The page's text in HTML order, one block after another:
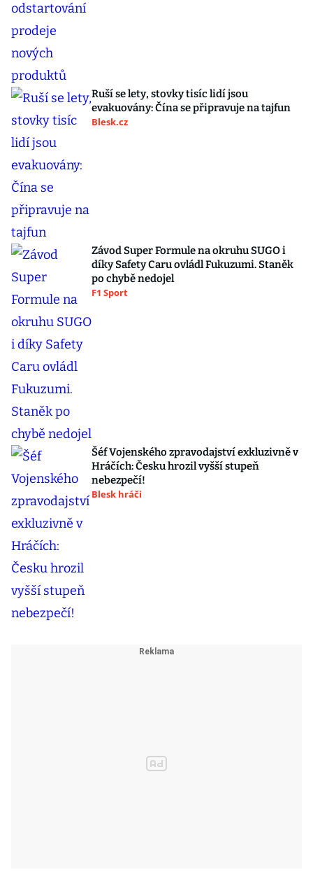
Ruší se lety, stovky tisíc lidí jsou
evakuovány: Čína se připravuje na tajfun
Blesk.cz
Závod Super Formule na okruhu SUGO i
díky Safety Caru ovládl Fukuzumi. Staněk
po chybě nedojel
F1 Sport
Šéf Vojenského zpravodajství exkluzivně v
Hráčích: Česku hrozil vyšší stupeň
nebezpečí!
Blesk hráči